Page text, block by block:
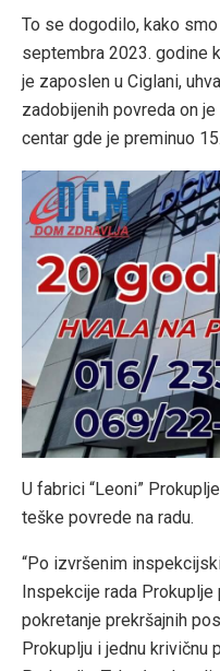
To se dogodilo, kako
septembra 2023. godine
je zaposlen u Ciglani,
zadobijenih povreda on
centar gde je preminuo
U fabrici “Leoni”
teške povrede na radu.
“Po izvršenim
Inspekcije rada
pokretanje prekršajnih
Prokuplju i jednu krivičnu